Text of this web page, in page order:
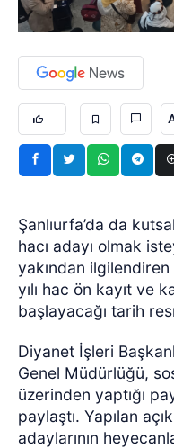
Şanlıurfa’da da
hacı adayı olmak
yakından
yılı hac ön kayıt ve
başlayacağı tarih
Diyanet İşleri
Genel Müdürlüğü,
üzerinden yaptığı
paylaştı. Yapılan
adaylarının